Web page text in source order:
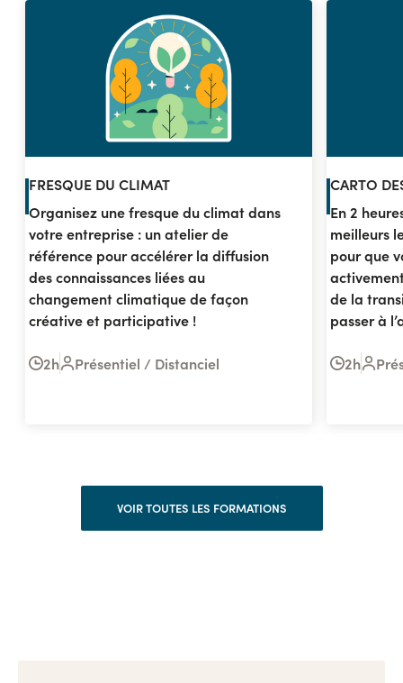
FRESQUE DU CLIMAT
Organisez une fresque du climat dans
votre entreprise : un atelier de
référence pour accélérer la diffusion
des connaissances liées au
changement climatique de façon
créative et participative !
2h Présentiel / Distanciel
CARTO
En 2
meilleurs
pour que
de la
passer à
2h
VOIR TOUTES LES FORMATIONS